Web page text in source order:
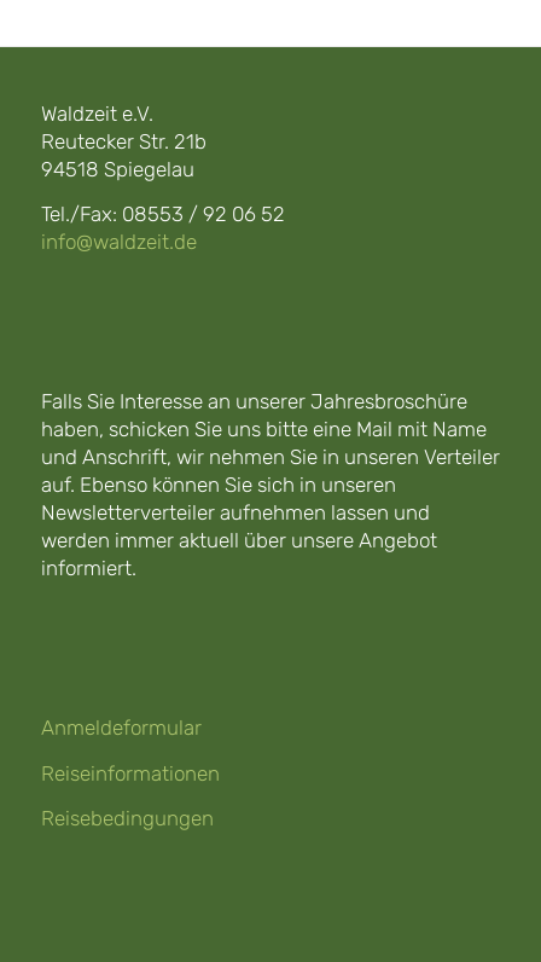
Waldzeit e.V.
Reutecker Str. 21b
94518 Spiegelau
Tel./Fax: 08553 / 92 06 52
info@waldzeit.de
Falls Sie Interesse an unserer Jahresbroschüre
haben, schicken Sie uns bitte eine Mail mit Name
und Anschrift, wir nehmen Sie in unseren Verteiler
auf. Ebenso können Sie sich in unseren
Newsletterverteiler aufnehmen lassen und
werden immer aktuell über unsere Angebot
informiert.
Anmeldeformular
Reiseinformationen
Reisebedingungen